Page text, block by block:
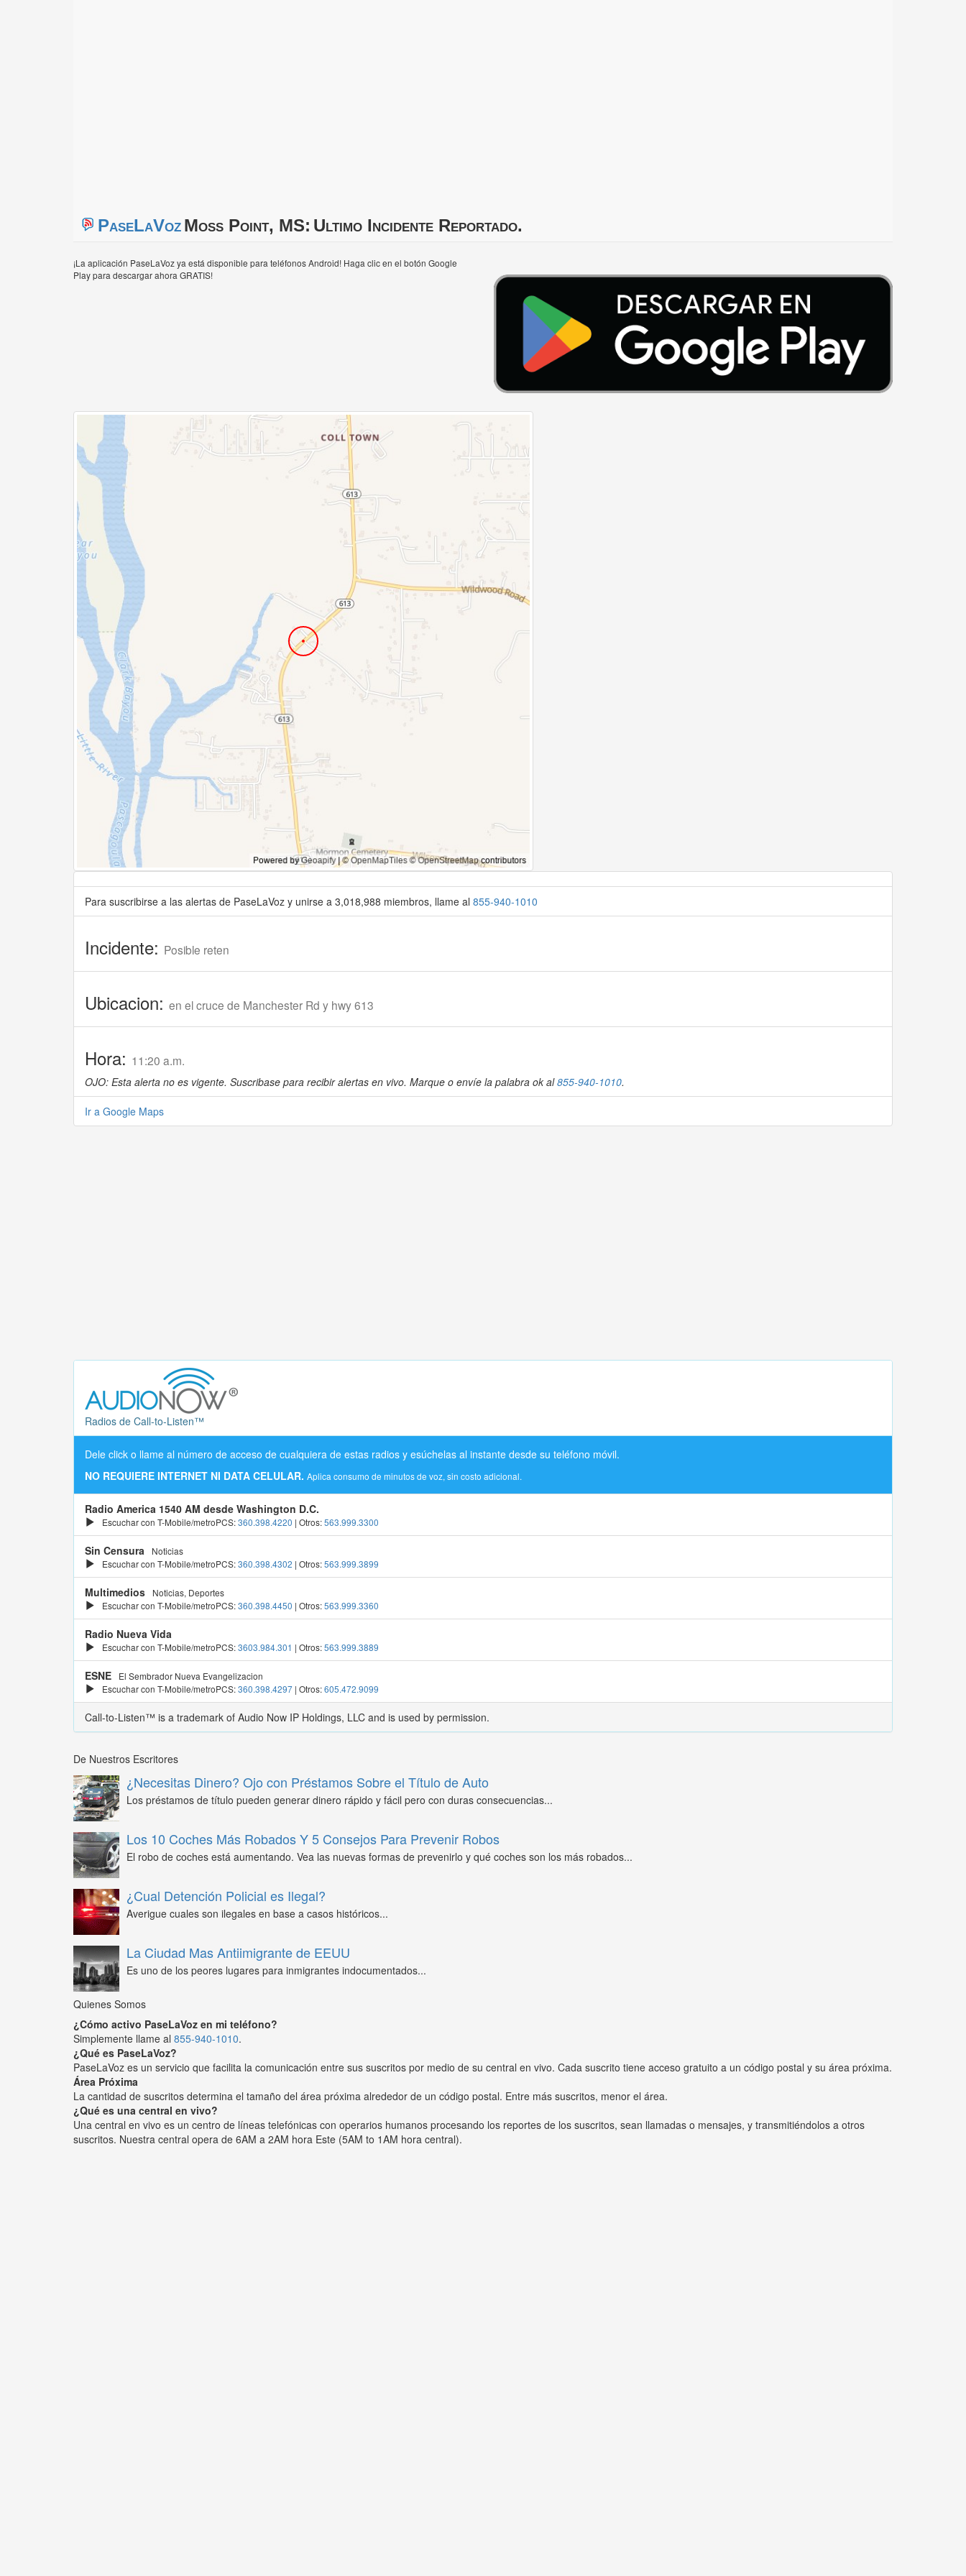
PaseLaVozMoss Point, MS: Ultimo Incidente Reportado.
¡La aplicación PaseLaVoz ya está disponible para teléfonos Android! Haga clic en el botón Google
Play para descargar ahora GRATIS!
Para suscribirse a las alertas de PaseLaVoz y unirse a 3,018,988 miembros, llame al 855-940-1010
Incidente: Posible reten
Ubicacion: en el cruce de Manchester Rd y hwy 613
Hora: 11:20 a.m.
OJO: Esta alerta no es vigente. Suscribase para recibir alertas en vivo. Marque o envíe la palabra ok al855-940-1010.
Ir a Google Maps
Radios de Call-to-Listen™
Dele click o llame al número de acceso de cualquiera de estas radios y esúchelas al instante desde su teléfono móvil.
NO REQUIERE INTERNET NI DATA CELULAR. Aplica consumo de minutos de voz, sin costo adicional.
Radio America 1540 AM desde Washington D.C.
Escuchar con T-Mobile/metroPCS:360.398.4220 | Otros:563.999.3300
Sin Censura
Noticias
Escuchar con T-Mobile/metroPCS:360.398.4302 | Otros:563.999.3899
Multimedios
Noticias, Deportes
Escuchar con T-Mobile/metroPCS:360.398.4450 | Otros:563.999.3360
Radio Nueva Vida
Escuchar con T-Mobile/metroPCS:3603.984.301 | Otros:563.999.3889
ESNE
El Sembrador Nueva Evangelizacion
Escuchar con T-Mobile/metroPCS:360.398.4297 | Otros:605.472.9099
Call-to-Listen™ is a trademark of Audio Now IP Holdings, LLC and is used by permission.
De Nuestros Escritores
¿Necesitas Dinero? Ojo con Préstamos Sobre el Título de Auto
Los préstamos de título pueden generar dinero rápido y fácil pero con duras consecuencias...
Los 10 Coches Más Robados Y 5 Consejos Para Prevenir Robos
El robo de coches está aumentando. Vea las nuevas formas de prevenirlo y qué coches son los más robados...
¿Cual Detención Policial es Ilegal?
Averigue cuales son ilegales en base a casos históricos...
La Ciudad Mas Antiimigrante de EEUU
Es uno de los peores lugares para inmigrantes indocumentados...
Quienes Somos
¿Cómo activo PaseLaVoz en mi teléfono?
Simplemente llame al 855-940-1010.
¿Qué es PaseLaVoz?
PaseLaVoz es un servicio que facilita la comunicación entre sus suscritos por medio de su central en vivo. Cada suscrito tiene acceso gratuito a un código postal y su área próxima.
Área Próxima
La cantidad de suscritos determina el tamaño del área próxima alrededor de un código postal. Entre más suscritos, menor el área.
¿Qué es una central en vivo?
Una central en vivo es un centro de líneas telefónicas con operarios humanos procesando los reportes de los suscritos, sean llamadas o mensajes, y transmitiéndolos a otros
suscritos. Nuestra central opera de 6AM a 2AM hora Este (5AM to 1AM hora central).